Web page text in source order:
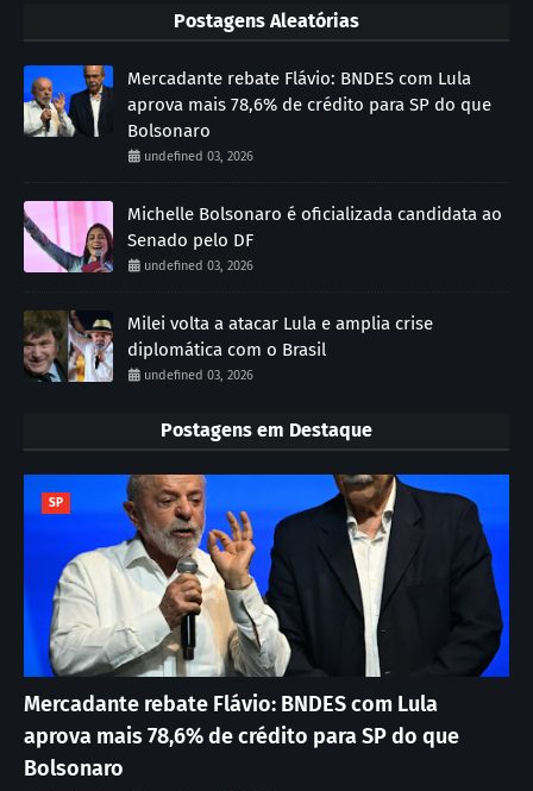
Postagens Aleatórias
Mercadante rebate Flávio: BNDES com Lula
aprova mais 78,6% de crédito para SP do que
Bolsonaro
undefined 03, 2026
Michelle Bolsonaro é oficializada candidata ao
Senado pelo DF
undefined 03, 2026
Milei volta a atacar Lula e amplia crise
diplomática com o Brasil
undefined 03, 2026
Postagens em Destaque
SP
Mercadante rebate Flávio: BNDES com Lula
aprova mais 78,6% de crédito para SP do que
Bolsonaro